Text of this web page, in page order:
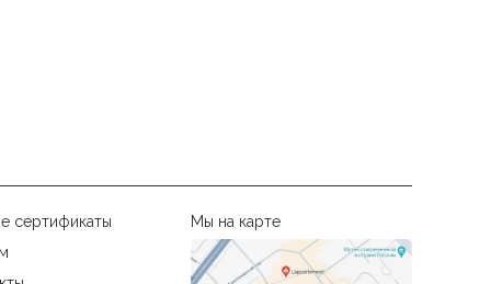
Мы на карте
сертификаты